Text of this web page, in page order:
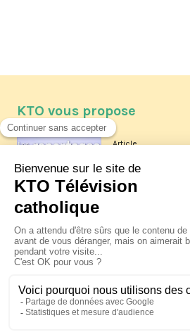
KTO vous propose
Article
Les reportages
La visite
XIV à Assise à
jeudi 6 août
Le pape en
Pérou du 6 au